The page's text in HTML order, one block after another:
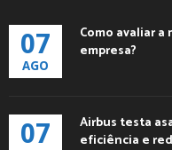
07
AGO
Como avaliar
empresa?
07
Airbus testa
eficiência e